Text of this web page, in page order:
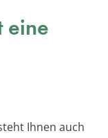
eine
Ihnen auch